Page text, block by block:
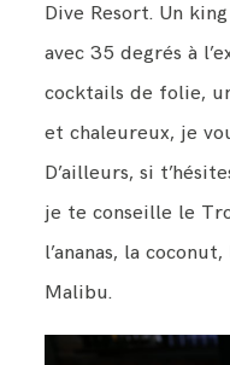
Dive Resort. Un
avec 35 degrés à
cocktails de folie,
et chaleureux, je
D’ailleurs, si
je te conseille le
l’ananas, la
Malibu.